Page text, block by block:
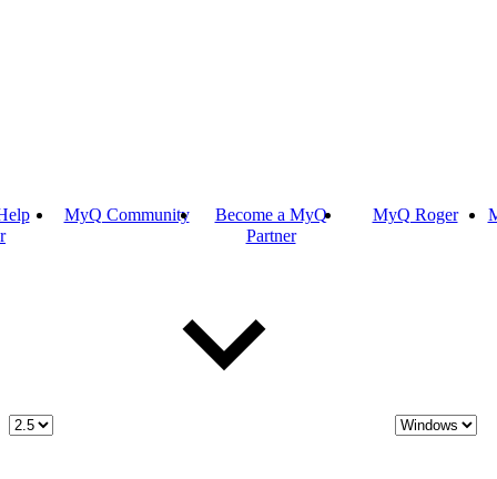
MyQ Community
Become a MyQ
Partner
MyQ Roger